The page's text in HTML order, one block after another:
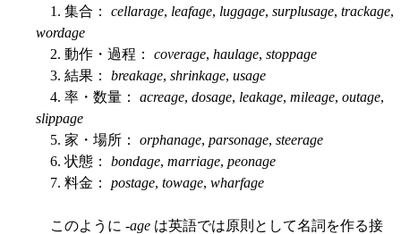
1. 集合： cellarage, leafage, luggage, surplusage, trackage,
wordage
2. 動作・過程： coverage, haulage, stoppage
3. 結果： breakage, shrinkage, usage
4. 率・数量： acreage, dosage, leakage, mileage, outage,
slippage
5. 家・場所： orphanage, parsonage, steerage
6. 状態： bondage, marriage, peonage
7. 料金： postage, towage, wharfage
このように -age は英語では原則として名詞を作る接